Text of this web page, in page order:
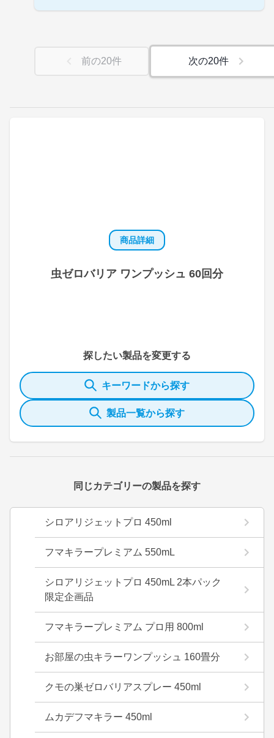
商品詳細
虫ゼロバリア ワンプッシュ 60回分
探したい製品を変更する
キーワードから探す
製品一覧から探す
同じカテゴリーの製品を探す
シロアリジェットプロ 450ml
フマキラープレミアム 550mL
シロアリジェットプロ 450mL 2本パック
限定企画品
フマキラープレミアム プロ用 800ml
お部屋の虫キラーワンプッシュ 160畳分
クモの巣ゼロバリアスプレー 450ml
ムカデフマキラー 450ml
前の20件 次の20件